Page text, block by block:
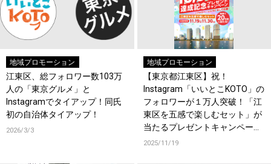
地域プロモーション
江東区、総フォロワー数103万
人の「東京グルメ」と
Instagramでタイアップ！同氏
初の自治体タイアップ！
2026/3/3
地域プロモーション
【東京都江東区】祝！
Instagram「いいとこKOTO」の
フォロワーが１万人突破！「江
東区を五感で楽しむセット」が
当たるプレゼントキャンペーン
開始！
2025/11/19